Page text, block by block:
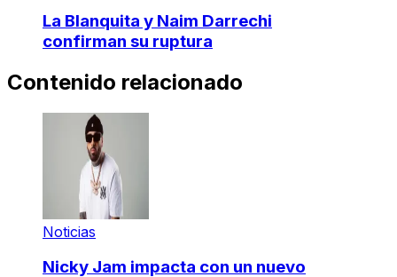
La Blanquita y Naim Darrechi
confirman su ruptura
Contenido relacionado
Noticias
Nicky Jam impacta con un nuevo